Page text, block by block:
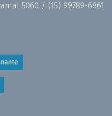
5060 / (15) 99789-6861